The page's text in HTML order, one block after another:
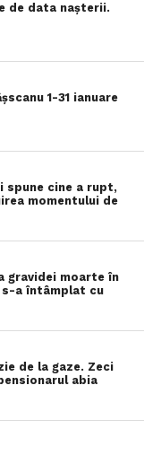
de data nașterii.
1-31 ianuare
spune cine a rupt,
momentului de
gravidei moarte în
s-a întâmplat cu
de la gaze. Zeci
abia